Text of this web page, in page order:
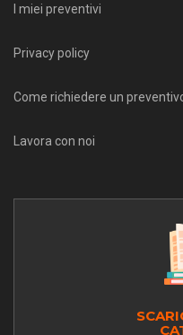
I miei preventivi
Privacy policy
Come richiedere un
Lavora con noi